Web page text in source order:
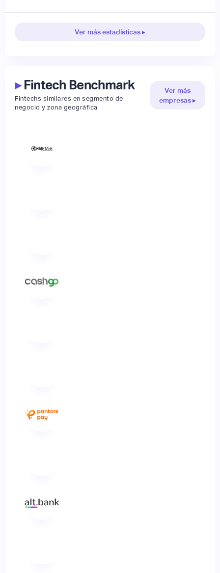
Ver más estadísticas ▸
▸Fintech Benchmark
Fintechs similares en segmento de
negocio y zona geográfica
Ver más
empresas ▸